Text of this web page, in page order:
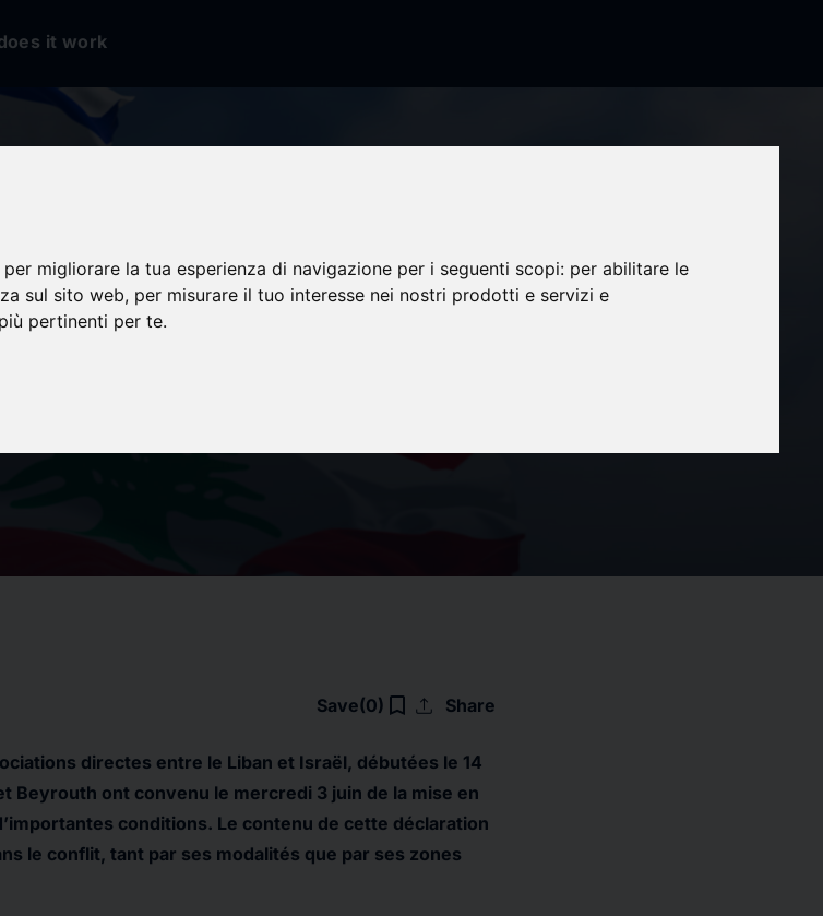
migliorare la tua esperienza di navigazione per i seguenti scopi: per abilitare le
sul sito web, per misurare il tuo interesse nei nostri prodotti e servizi e
pertinenti per te.
it work
cessez-le-feu
Save(0) bookmark_border upload Share
directes entre le Liban et Israël, débutées le 14
Beyrouth ont convenu le mercredi 3 juin de la mise en
conditions. Le contenu de cette déclaration
le conflit, tant par ses modalités que par ses zones